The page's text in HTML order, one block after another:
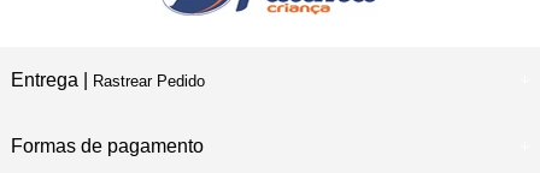
Entrega | Rastrear Pedido
Formas de pagamento